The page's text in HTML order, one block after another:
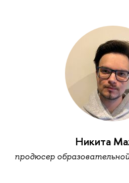
Никита
продюсер